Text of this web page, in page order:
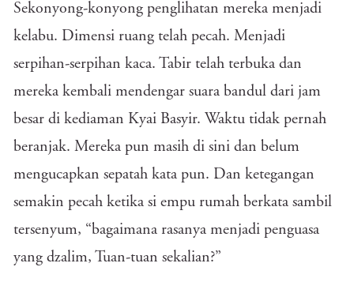
Sekonyong-konyong penglihatan mereka menjadi
kelabu. Dimensi ruang telah pecah. Menjadi
serpihan-serpihan kaca. Tabir telah terbuka dan
mereka kembali mendengar suara bandul dari jam
besar di kediaman Kyai Basyir. Waktu tidak pernah
beranjak. Mereka pun masih di sini dan belum
mengucapkan sepatah kata pun. Dan ketegangan
semakin pecah ketika si empu rumah berkata sambil
tersenyum, “bagaimana rasanya menjadi penguasa
yang dzalim, Tuan-tuan sekalian?”